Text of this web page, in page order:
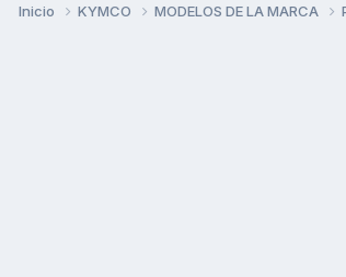
Inicio KYMCO MODELOS DE LA MARCA